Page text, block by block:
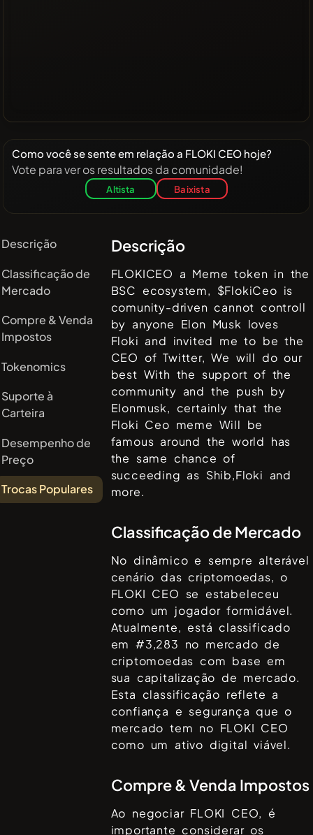
Como você se sente em relação a FLOKI CEO hoje?
Vote para ver os resultados da comunidade!
Altista Baixista
Descrição
Classificação de
Mercado
Compre & Venda
Impostos
Tokenomics
Suporte à
Carteira
Desempenho de
Preço
Trocas Populares
Descrição
FLOKICEO a Meme token in the
BSC ecosystem, $FlokiCeo is
comunity-driven cannot controll
by anyone Elon Musk loves
Floki and invited me to be the
CEO of Twitter, We will do our
best With the support of the
community and the push by
Elonmusk, certainly that the
Floki Ceo meme Will be
famous around the world has
the same chance of
succeeding as Shib,Floki and
more.
Classificação de Mercado
No dinâmico e sempre alterável
cenário das criptomoedas, o
FLOKI CEO se estabeleceu
como um jogador formidável.
Atualmente, está classificado
em #3,283 no mercado de
criptomoedas com base em
sua capitalização de mercado.
Esta classificação reflete a
confiança e segurança que o
mercado tem no FLOKI CEO
como um ativo digital viável.
Compre & Venda Impostos
Ao negociar FLOKI CEO, é
importante considerar os